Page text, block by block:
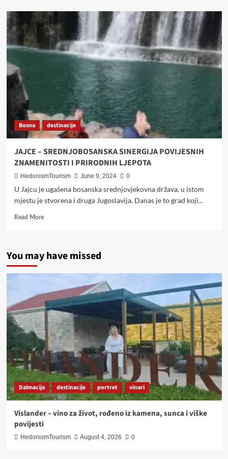
UNA
I
BIHAĆ
SAVRŠEN
INTRIGANTNE
AMBIJENTALNE
I
SLASNIH
DELICIJA
Bosna destinacije
JAJCE – SREDNJOBOSANSKA SINERGIJA POVIJESNIH
ZNAMENITOSTI I PRIRODNIH LJEPOTA
HedonismTourism June 9, 2024 0
U Jajcu je ugašena bosanska srednjovjekovna država, u istom
mjestu je stvorena i druga Jugoslavija. Danas je to grad koji...
Read MoreRead
–
SINERGIJA
ZNAMENITOSTI
I
PRIRODNIH
LJEPOTA
You may have missed
Dalmacija destinacije portret vinari
Vislander – vino za život, rođeno iz kamena, sunca i viške
povijesti
HedonismTourism August 4, 2026 0